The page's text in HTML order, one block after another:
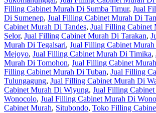
Filling Cabinet Murah Di Sumba Timur, Jual
Di Sumenep, Jual Filling Cabinet Murah Di
Cabinet Murah Di Tandes, Jual Filling Cabinet
Selor, Jual Filling Cabinet Murah Di Tarakan,
Murah Di Tegalsari, Jual Filling Cabinet
Mejoyo, Jual Filling Cabinet Murah Di Timika,
Murah Di Tomohon, Jual Filling Cabinet
Filling Cabinet Murah Di Tuban, Jual Filling
Tulungagung, Jual Filling Cabinet Murah Di
Cabinet Murah Di Wiyung, Jual Filling
Wonocolo, Jual Filling Cabinet Murah Di
Cabinet Murah, Situbondo, Toko Filling